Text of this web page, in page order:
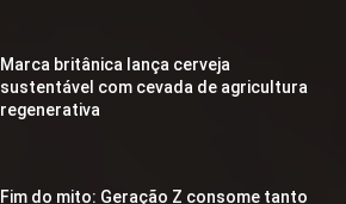
Marca britânica lança cerveja
sustentável com cevada de agricultura
regenerativa
Fim do mito: Geração Z consome tanto